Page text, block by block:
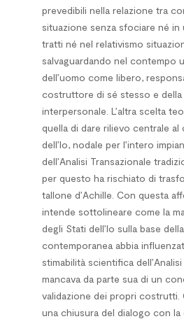
prevedibili nella relazione tra
situazione senza sfociare né in
tratti né nel relativismo
salvaguardando nel contempo
dell’uomo come libero,
costruttore di sé stesso e della
interpersonale. L’altra scelta
quella di dare rilievo centrale
dell’Io, nodale per l’intero
dell’Analisi Transazionale
per questo ha rischiato di
tallone d’Achille. Con questa
intende sottolineare come la
degli Stati dell’Io sulla base
contemporanea abbia
stimabilità scientifica
mancava da parte sua di un
validazione dei propri
una chiusura del dialogo con la